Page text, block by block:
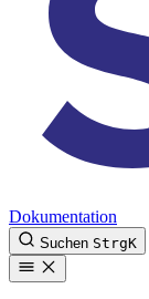
Dokumentation
Suchen StrgK